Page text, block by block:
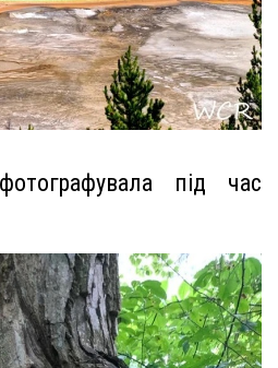
під час